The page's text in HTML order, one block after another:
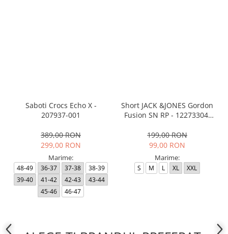
Saboti Crocs Echo X -
207937-001
389,00 RON
299,00 RON
Marime:
48-49 36-37 37-38
38-39
39-40
41-42 42-43
43-44
45-46
46-47
Short JACK &JONES Gordon
Fusion SN RP - 12273304-
199,00 RON
99,00 RON
Marime:
S M L XL XXL